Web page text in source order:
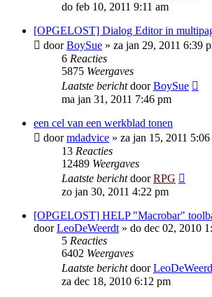
do feb 10, 2011 9:11 am
[OPGELOST] Dialog Editor in
doorBoySue » za jan 29, 2011 6:39
6 Reacties
5875 Weergaves
Laatste berichtdoorBoySue
ma jan 31, 2011 7:46 pm
een cel van een werkblad tonen
doormdadvice » za jan 15, 2011
13 Reacties
12489 Weergaves
Laatste berichtdoorRPG
zo jan 30, 2011 4:22 pm
[OPGELOST] HELP "Macrobar"
doorLeoDeWeerdt » do dec 02, 2010
5 Reacties
6402 Weergaves
Laatste berichtdoor
za dec 18, 2010 6:12 pm